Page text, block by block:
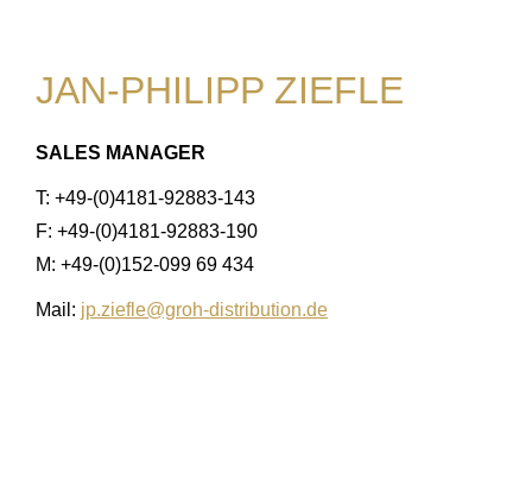
JAN-PHILIPP ZIEFLE
SALES MANAGER
T: +49-(0)4181-92883-143
F: +49-(0)4181-92883-190
M: +49-(0)152-099 69 434
Mail: jp.ziefle@groh-distribution.de